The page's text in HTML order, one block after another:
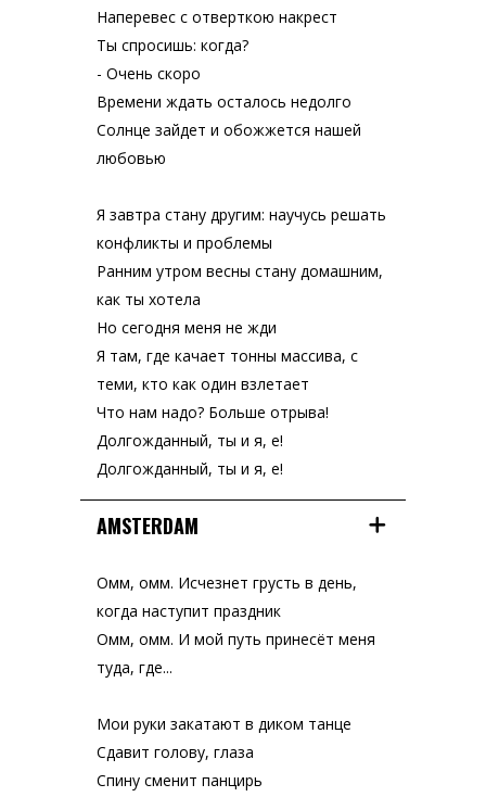
Наперевес с отверткою накрест
Ты спросишь: когда?
- Очень скоро
Времени ждать осталось недолго
Солнце зайдет и обожжется нашей
любовью
Я завтра стану другим: научусь решать
конфликты и проблемы
Ранним утром весны стану домашним,
как ты хотела
Но сегодня меня не жди
Я там, где качает тонны массива, с
теми, кто как один взлетает
Что нам надо? Больше отрыва!
Долгожданный, ты и я, е!
Долгожданный, ты и я, е!
AMSTERDAM
Омм, омм. Исчезнет грусть в день,
когда наступит праздник
Омм, омм. И мой путь принесёт меня
туда, где...
Мои руки закатают в диком танце
Сдавит голову, глаза
Спину сменит панцирь